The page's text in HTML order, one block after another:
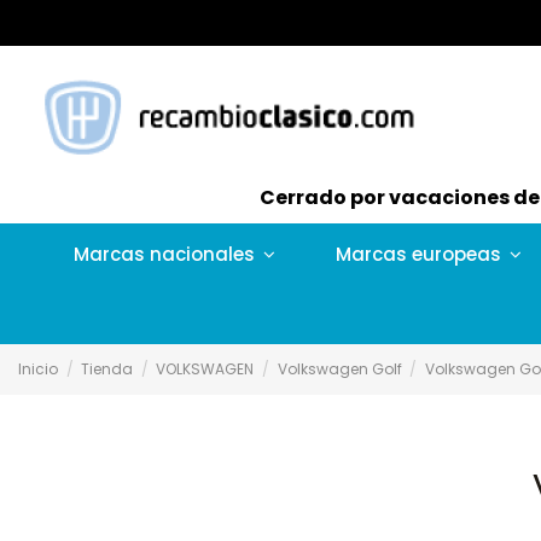
Cerrado por vacaciones
Marcas nacionales Marcas europeas
Inicio Tienda VOLKSWAGEN Volkswagen Golf Volkswagen